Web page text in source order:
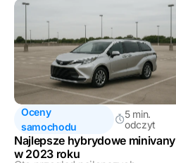
Oceny
samochodu
5 min.
odczyt
Najlepsze hybrydowe minivany
w 2023 roku